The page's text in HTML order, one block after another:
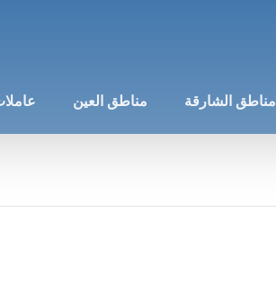
مناطق الشارقة مناطق العين